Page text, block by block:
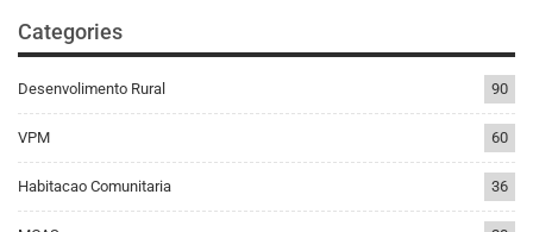
Categories
Desenvolimento Rural 90
VPM 60
Habitacao Comunitaria 36